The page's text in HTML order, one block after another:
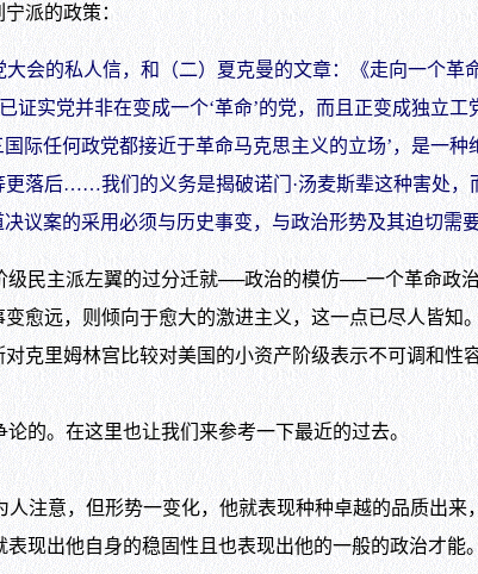
派的政策：
的私人信，和（二）夏克曼的文章：《走向一个革
实党并非在变成一个‘革命’的党，而且正变成独立
际任何政党都接近于革命马克思主义的立场’，是一
落后……我们的义务是揭破诺门·汤麦斯辈这种害处，
议案的采用必须与历史事变，与政治形势及其迫切
主派左翼的过分迁就──政治的模仿──一个革命政
愈远，则倾向于愈大的激进主义，这一点已尽人皆
克里姆林宫比较对美国的小资产阶级表示不可调和性
。在这里也让我们来参考一下最近的过去。
注意，但形势一变化，他就表现种种卓越的品质出来
现出他自身的稳固性且也表现出他的一般的政治才能